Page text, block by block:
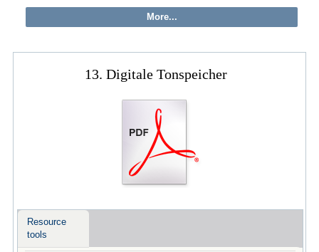
13. Digitale Tonspeicher
Resource
tools